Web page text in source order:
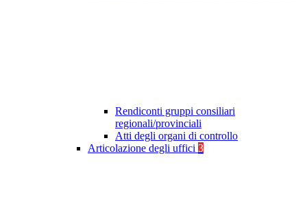
Rendiconti gruppi consiliari
regionali/provinciali
Atti degli organi di controllo
Articolazione degli uffici 3